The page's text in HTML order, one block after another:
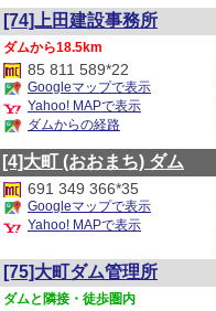
[74]上田建設事務所
18.5km
85 811 589*22
Googleマップで表示
Yahoo! MAPで表示
ダムからの経路
[4]大町 (おおまち) ダム
691 349 366*35
Googleマップで表示
Yahoo! MAPで表示
[75]大町ダム管理所
隣接・徒歩圏内